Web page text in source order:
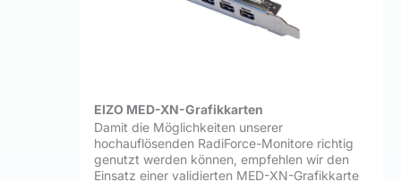
EIZO MED-XN-Grafikkarten
Damit die Möglichkeiten unserer
hochauflösenden RadiForce-Monitore richtig
genutzt werden können, empfehlen wir den
Einsatz einer validierten MED-XN-Grafikkarte